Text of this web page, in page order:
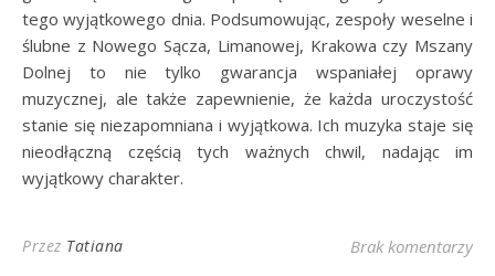
tego wyjątkowego dnia. Podsumowując, zespoły weselne i
ślubne z Nowego Sącza, Limanowej, Krakowa czy Mszany
Dolnej to nie tylko gwarancja wspaniałej oprawy
muzycznej, ale także zapewnienie, że każda uroczystość
stanie się niezapomniana i wyjątkowa. Ich muzyka staje się
nieodłączną częścią tych ważnych chwil, nadając im
wyjątkowy charakter.
Przez Tatiana Brak komentarzy